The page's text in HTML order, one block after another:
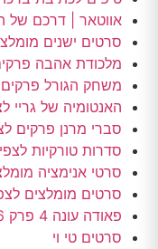
אווטאר | דרכם
סרטים ישנים
מלכודת אהבה
משחק הגורל פרקים
האנטומיה של גריי
סברי מרנן פרקים
סדרות טורקיות לצפייה
סרטי אנימציה
סרטים מומלצים
פאודה עונה 4 פרק 3-4-5-6
סרטים טי וי